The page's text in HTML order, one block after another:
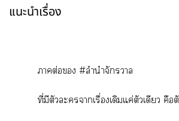
แนะนำเรื่อง
าต่อ #ลำนำจักรวาล
ที่มีตัวะาเรื่องเดิมแค่ตัวเดียว คือ